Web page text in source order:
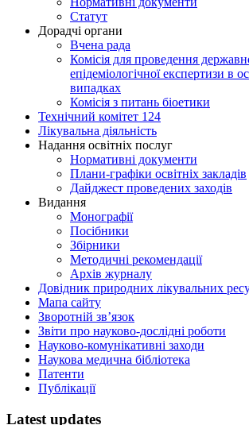
Статут
Дорадчі органи
Вчена рада
Комісія для проведення
епідеміологічної експертизи в
випадках
Комісія з питань біоетики
Технічний комітет 124
Лікувальна діяльність
Надання освітніх послуг
Нормативні документи
Плани-графіки освітніх закладів
Дайджест проведених заходів
Видання
Монографії
Посібники
Збірники
Методичні рекомендації
Архів журналу
Довідник природних лікувальних
Мапа сайту
Зворотній зв’язок
Звіти про науково-дослідні роботи
Науково-комунікативні заходи
Наукова медична бібліотека
Патенти
Публікації
Latest updates